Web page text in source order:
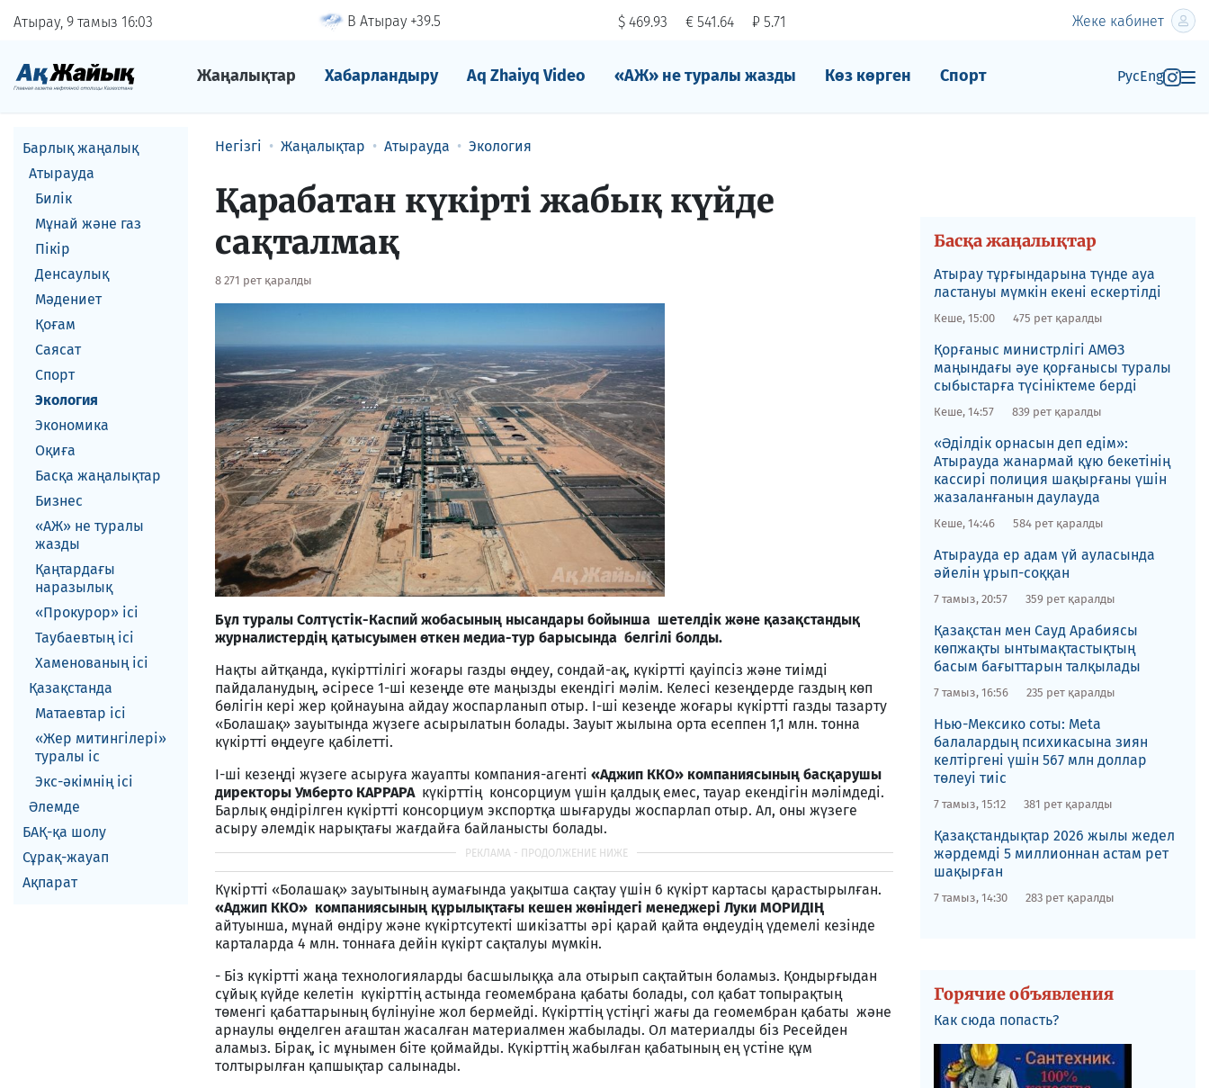
Атырау, 9 тамыз 16 03 В Атырау +39.5 $ 469.93 € 541.64 ₽ 5.71 Жеке кабинет
Жаңалықтар Хабарландыру Aq Zhaiyq Video «АЖ» не туралы жазды Көз көрген Спорт РусEng
Барлық жаңалық
Атырауда
Билік
Мұнай және газ
Пікір
Денсаулық
Мәдениет
Қоғам
Саясат
Спорт
Экология
Экономика
Оқиға
Басқа жаңалықтар
Бизнес
«АЖ» не туралы
жазды
Қаңтардағы
наразылық
«Прокурор» ісі
Таубаевтың ісі
Хаменованың ісі
Қазақстанда
Матаевтар ici
«Жер митингілері»
туралы іс
Экс-әкiмнiң iсi
Әлемде
БАҚ-қа шолу
Сұрақ-жауап
Ақпарат
Негізгі Жаңалықтар Атырауда Экология
Қарабатан күкірті жабық күйде
сақталмақ
8 271 рет қаралды
Бұл туралы Солтүстік-Каспий жобасының нысандары бойынша шетелдік және қазақстандық
журналистердің қатысуымен өткен медиа-тур барысында белгілі болды.
Нақты айтқанда, күкірттілігі жоғары газды өңдеу, сондай-ақ, күкіртті қауіпсіз және тиімді
пайдаланудың, әсіресе 1-ші кезеңде өте маңызды екендігі мәлім. Келесі кезеңдерде газдың көп
бөлігін кері жер қойнауына айдау жоспарланып отыр. І-ші кезеңде жоғары күкіртті газды тазарту
«Болашақ» зауытында жүзеге асырылатын болады. Зауыт жылына орта есеппен 1,1 млн. тонна
күкіртті өңдеуге қабілетті.
І-ші кезеңді жүзеге асыруға жауапты компания-агенті «Аджип ККО» компаниясының басқарушы
директоры Умберто КАРРАРА күкірттің консорциум үшін қалдық емес, тауар екендігін мәлімдеді.
Барлық өндірілген күкіртті консорциум экспортқа шығаруды жоспарлап отыр. Ал, оны жүзеге
асыру әлемдік нарықтағы жағдайға байланысты болады.
Күкіртті «Болашақ» зауытының аумағында уақытша сақтау үшін 6 күкірт картасы қарастырылған.
«Аджип ККО» компаниясының құрылықтағы кешен жөніндегі менеджері Луки МОРИДІҢ
айтуынша, мұнай өндіру және күкіртсутекті шикізатты әрі қарай қайта өңдеудің үдемелі кезінде
карталарда 4 млн. тоннаға дейін күкірт сақталуы мүмкін.
- Біз күкіртті жаңа технологияларды басшылыққа ала отырып сақтайтын боламыз. Қондырғыдан
сұйық күйде келетін күкірттің астында геомембрана қабаты болады, сол қабат топырақтың
төменгі қабаттарының бүлінуіне жол бермейді. Күкірттің үстіңгі жағы да геомембран қабаты және
арнаулы өңделген ағаштан жасалған материалмен жабылады. Ол материалды біз Ресейден
аламыз. Бірақ, іс мұнымен біте қоймайды. Күкірттің жабылған қабатының ең үстіне құм
толтырылған қапшықтар салынады.
Басқа жаңалықтар
Атырау тұрғындарына түнде ауа
ластануы мүмкін екені ескертілді
Кеше, 15:00 475 рет қаралды
Қорғаныс министрлігі АМӨЗ
маңындағы әуе қорғанысы туралы
сыбыстарға түсініктеме берді
Кеше, 14:57 839 рет қаралды
«Әділдік орнасын деп едім»:
Атырауда жанармай құю бекетінің
кассирі полиция шақырғаны үшін
жазаланғанын даулауда
Кеше, 14:46 584 рет қаралды
Атырауда ер адам үй ауласында
әйелін ұрып-соққан
7 тамыз, 20:57 359 рет қаралды
Қазақстан мен Сауд Арабиясы
көпжақты ынтымақтастықтың
басым бағыттарын талқылады
7 тамыз, 16:56 235 рет қаралды
Нью-Мексико соты​: Meta
балалардың психикасына зиян
келтіргені үшін 567 млн доллар
төлеуі тиіс
7 тамыз, 15:12 381 рет қаралды
Қазақстандықтар 2026 жылы жедел
жәрдемді 5 миллионнан астам рет
шақырған
7 тамыз, 14:30 283 рет қаралды
Горячие объявления
Как сюда попасть?